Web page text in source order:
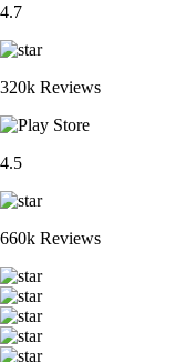
4.7
320k Reviews
4.5
660k Reviews